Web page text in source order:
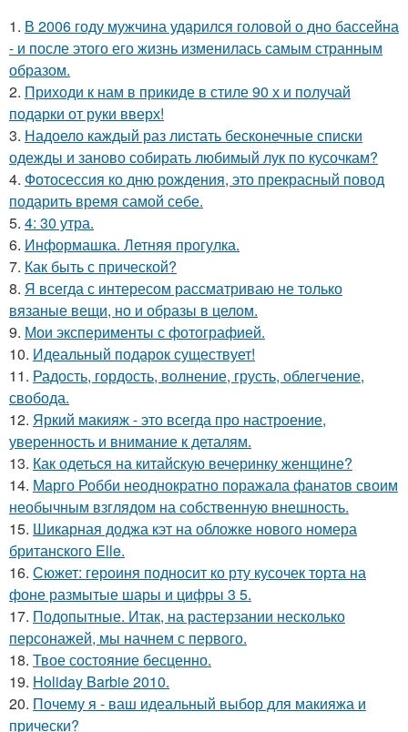
1. В 2006 году мужчина ударился головой о дно бассейна
- и после этого его жизнь изменилась самым странным
образом.
2. Приходи к нам в прикиде в стиле 90 х и получай
подарки от руки вверх!
3. Надоело каждый раз листать бесконечные списки
одежды и заново собирать любимый лук по кусочкам?
4. Фотосессия ко дню рождения, это прекрасный повод
подарить время самой себе.
5. 4: 30 утра.
6. Информашка. Летняя прогулка.
7. Как быть с прической?
8. Я всегда с интересом рассматриваю не только
вязаные вещи, но и образы в целом.
9. Мои эксперименты с фотографией.
10. Идеальный подарок существует!
11. Радость, гордость, волнение, грусть, облегчение,
свобода.
12. Яркий макияж - это всегда про настроение,
уверенность и внимание к деталям.
13. Как одеться на китайскую вечеринку женщине?
14. Марго Робби неоднократно поражала фанатов своим
необычным взглядом на собственную внешность.
15. Шикарная доджа кэт на обложке нового номера
британского Elle.
16. Сюжет: героиня подносит ко рту кусочек торта на
фоне размытые шары и цифры 3 5.
17. Подопытные. Итак, на растерзании несколько
персонажей, мы начнем с первого.
18. Твое состояние бесценно.
19. Holiday Barbie 2010.
20. Почему я - ваш идеальный выбор для макияжа и
прически?